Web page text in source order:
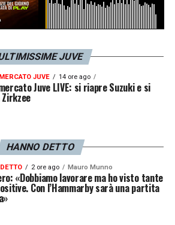
JUVE
JUVE 14 ore ago
Juve LIVE: si riapre Suzuki e si
HANNO DETTO
2 ore ago Mauro Munno
«Dobbiamo lavorare ma ho visto tante
Con l’Hammarby sarà una partita